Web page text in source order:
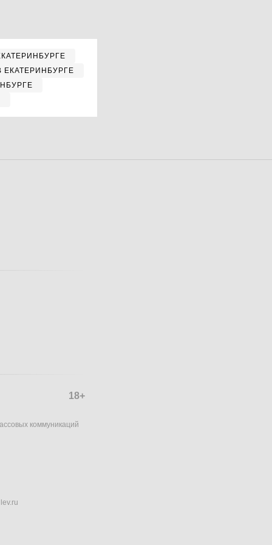
18+
коммуникаций